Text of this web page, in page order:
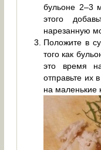
бульоне 2–3
этого
нарезанную
Положите в
того как
это время
отправьте их
на маленькие